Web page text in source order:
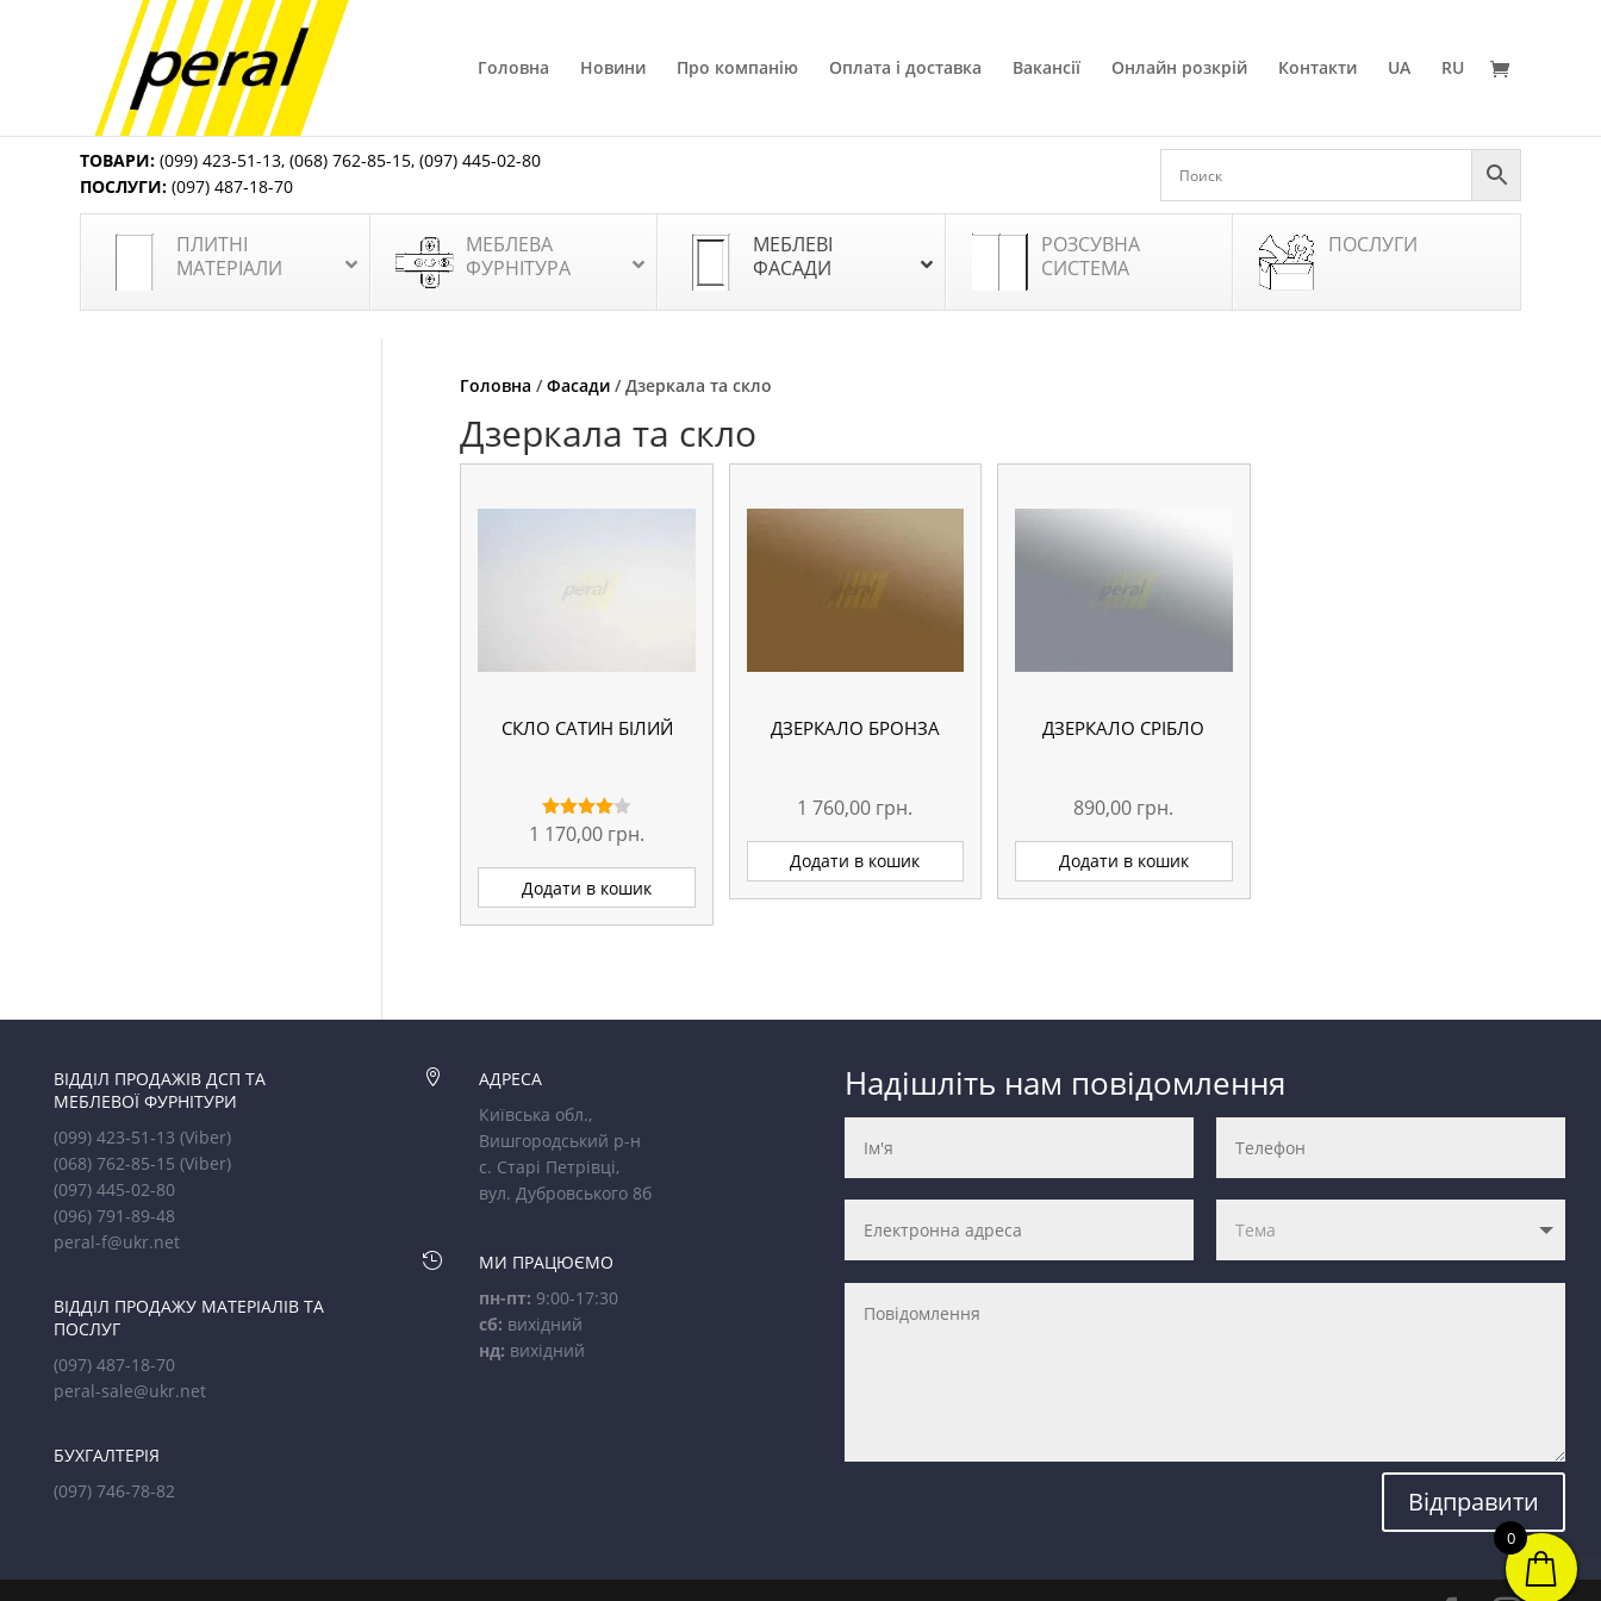
Головна Новини Про компанію Оплата і доставка Вакансії Онлайн розкрій Контакти UA RU
ТОВАРИ: (099) 423-51-13,(068) 762-85-15,(097) 445-02-80
ПОСЛУГИ: (097) 487-18-70
ПЛИТНІ
МАТЕРІАЛИ
МЕБЛЕВА
ФУРНІТУРА
МЕБЛЕВІ
ФАСАДИ
РОЗСУВНА
СИСТЕМА
ПОСЛУГИ
Головна /Фасади / Дзеркала та скло
Дзеркала та скло
СКЛО САТИН БІЛИЙ
Оцінено
в
4.00
1 170,00 грн.
Додати в кошик
ДЗЕРКАЛО БРОНЗА
1 760,00 грн.
Додати в кошик
ДЗЕРКАЛО СРІБЛО
890,00 грн.
Додати в кошик
ВІДДІЛ ПРОДАЖІВ ДСП ТА
МЕБЛЕВОЇ ФУРНІТУРИ
(099) 423-51-13(Viber)
(068) 762-85-15(Viber)
(097) 445-02-80
(096) 791-89-48
peral-f@ukr.net
ВІДДІЛ ПРОДАЖУ МАТЕРІАЛІВ ТА
ПОСЛУГ
(097) 487-18-70
peral-sale@ukr.net
БУХГАЛТЕРІЯ
(097) 746-78-82

АДРЕСА
Київська обл.,
Вишгородський р-н
с. Старі Петрівці,
вул. Дубровського 8б

МИ ПРАЦЮЄМО
пн-пт: 9:00-17:30
сб: вихідний
нд: вихідний
Надішліть нам повідомлення
Відправити
0